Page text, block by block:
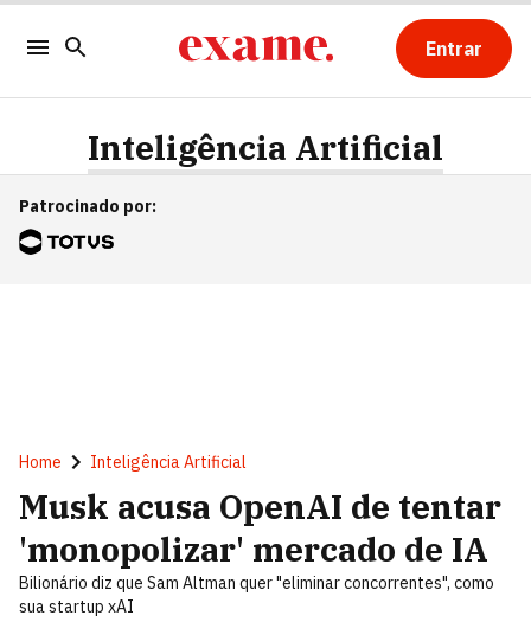
Entrar
Inteligência Artificial
Patrocinado por:
Home Inteligência Artificial
Musk acusa OpenAI de tentar
'monopolizar' mercado de IA
Bilionário diz que Sam Altman quer "eliminar concorrentes", como
sua startup xAI